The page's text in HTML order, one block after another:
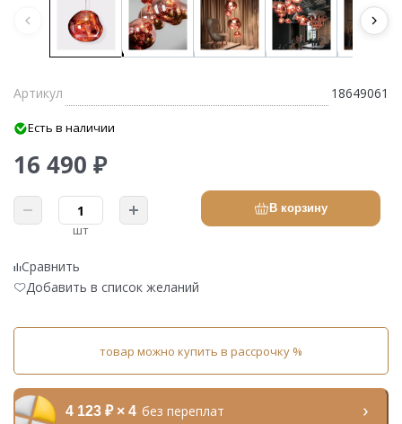
Артикул 18649061
Есть в наличии
16 490 ₽
шт
В корзину
Сравнить
Добавить в список желаний
товар можно купить в рассрочку %
4 123 ₽ × 4 без переплат